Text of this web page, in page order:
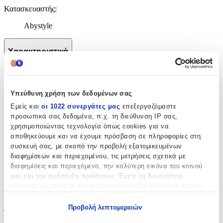
Υπεύθυνη χρήση των δεδομένων σας
Εμείς και οι 1022 συνεργάτες μας επεξεργαζόμαστε
προσωπικά σας δεδομένα, π.χ. τη διεύθυνση IP σας,
χρησιμοποιώντας τεχνολογία όπως cookies για να
αποθηκεύουμε και να έχουμε πρόσβαση σε πληροφορίες στη
συσκευή σας, με σκοπό την προβολή εξατομικευμένων
διαφημίσεων και περιεχομένου, τις μετρήσεις σχετικά με
διαφημίσεις και περιεχόμενο, την καλύτερη εικόνα του κοινού
μας και την ανάπτυξη προϊόντων. Έχετε τη δυνατότητα
Προβολή λεπτομερειών
Κατασκευαστής:
Abystyle
Χαρακτηριστικά
Χαρακτηριστικά
με Κλειδαριά
Όχι
Τύπος:
Μπρελόκ
Υλικό :